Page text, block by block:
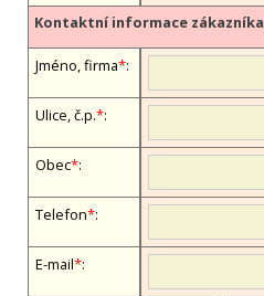
Kontaktní informace zákazníka
Jméno, firma*:
Ulice, č.p.*:
Obec*:
Telefon*:
E-mail*: